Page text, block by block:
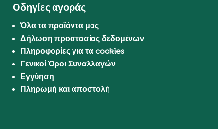
Οδηγίες αγοράς
Όλα τα προϊόντα μας
Δήλωση προστασίας δεδομένων
Πληροφορίες για τα cookies
Γενικοί Όροι Συναλλαγών
Εγγύηση
Πληρωμή και αποστολή